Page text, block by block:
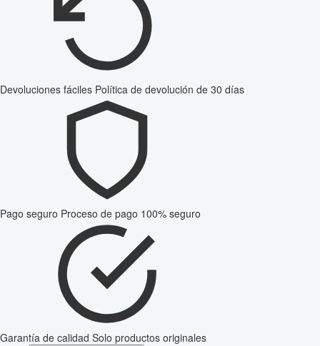
Devoluciones fáciles Política de devolución de 30 días
Pago seguro Proceso de pago 100% seguro
Garantía de calidad Solo productos originales